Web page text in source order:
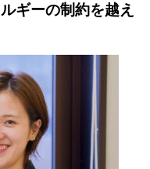
ギーの制約を越え